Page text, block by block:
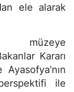
ele alarak
müzeye
Kararı
ile